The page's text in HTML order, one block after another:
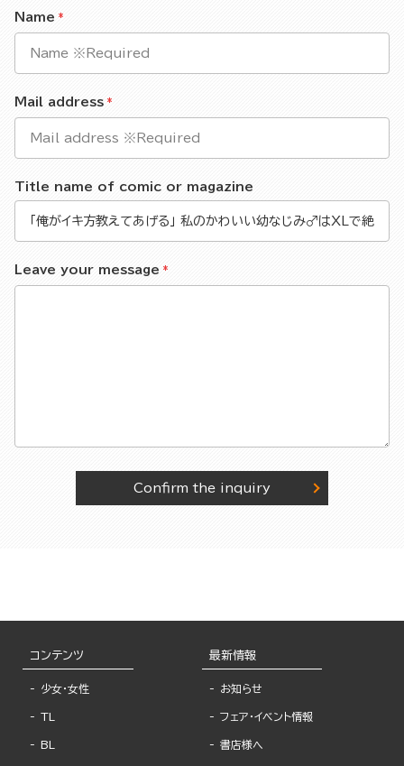
Name
Mail address
Title name of comic or magazine
Leave your message
Confirm the inquiry
コンテンツ
少女・女性
TL
BL
最新情報
お知らせ
フェア・イベント情報
書店様へ